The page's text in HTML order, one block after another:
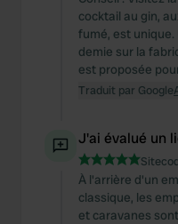
cocktail au gin,
fumé, est
demie sur la
est proposée
Traduit par Google
J'ai évalué un
À l'arrière d'un
classique, les
et caravanes